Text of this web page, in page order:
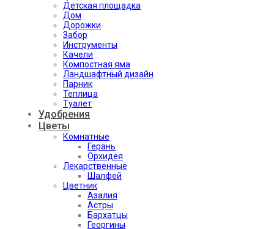
Детская площадка
Дом
Дорожки
Забор
Инструменты
Качели
Компостная яма
Ландшафтный дизайн
Парник
Теплица
Туалет
Удобрения
Цветы
Комнатные
Герань
Орхидея
Лекарственные
Шалфей
Цветник
Азалия
Астры
Бархатцы
Георгины